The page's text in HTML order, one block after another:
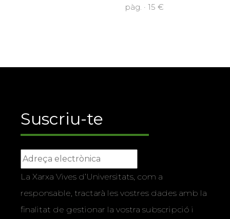
pàg. · 15 €
Suscriu-te
La Xarxa Vives d’Universitats, com a
responsable, tractarà les vostres dades amb la
finalitat de gestionar la vostra subscripció i